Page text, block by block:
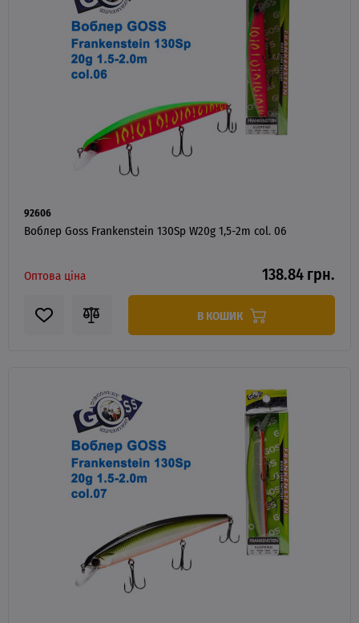
92606
Воблер Goss Frankenstein 130Sp W20g 1,5-2m col. 06
Оптова ціна 138.84 грн.
В КОШИК